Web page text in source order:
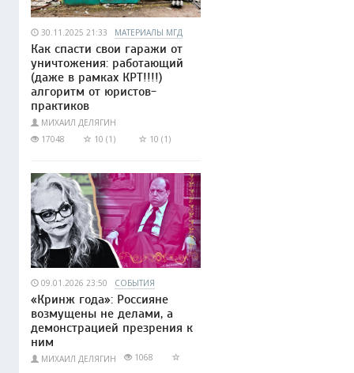
30.11.2025 21:33 МАТЕРИАЛЫ МГД
Как спасти свои гаражи от
уничтожения: работающий
(даже в рамках КРТ!!!!)
алгоритм от юристов-
практиков
МИХАИЛ ДЕЛЯГИН
17048
10 (1) 10 (1)
09.01.2026 23:50 СОБЫТИЯ
«Кринж года»: Россияне
возмущены не делами, а
демонстрацией презрения к
ним
МИХАИЛ ДЕЛЯГИН 1068